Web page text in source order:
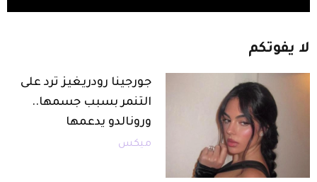
لا يفوتكم
جورجينا رودريغيز ترد على
التنمر بسبب جسمها..
ورونالدو يدعمها
ميكس